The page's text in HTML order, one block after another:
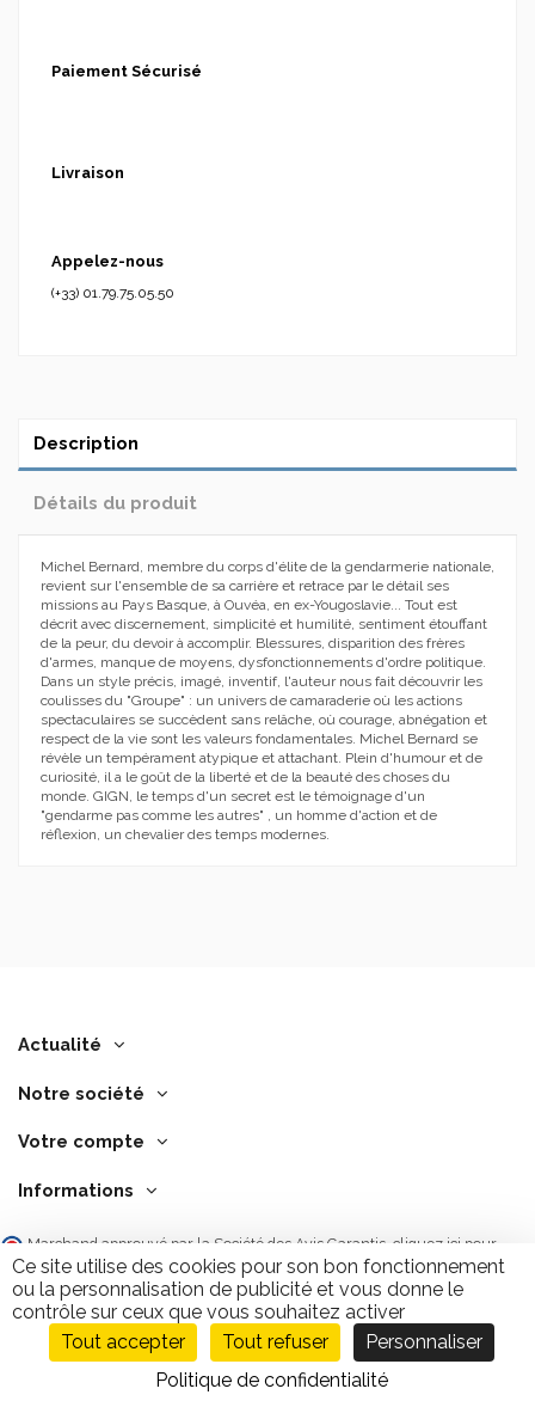
Ajouter au panier
Paiement Sécurisé
Livraison
Appelez-nous
(+33) 01.79.75.05.50
Description
Détails du produit
Michel Bernard, membre du corps d'élite de la gendarmerie nationale,
revient sur l'ensemble de sa carrière et retrace par le détail ses
missions au Pays Basque, à Ouvéa, en ex-Yougoslavie... Tout est
décrit avec discernement, simplicité et humilité, sentiment étouffant
de la peur, du devoir à accomplir. Blessures, disparition des frères
d'armes, manque de moyens, dysfonctionnements d'ordre politique.
Dans un style précis, imagé, inventif, l'auteur nous fait découvrir les
coulisses du "Groupe" : un univers de camaraderie où les actions
spectaculaires se succèdent sans relâche, où courage, abnégation et
respect de la vie sont les valeurs fondamentales. Michel Bernard se
révèle un tempérament atypique et attachant. Plein d'humour et de
curiosité, il a le goût de la liberté et de la beauté des choses du
monde. GIGN, le temps d'un secret est le témoignage d'un
"gendarme pas comme les autres" , un homme d'action et de
réflexion, un chevalier des temps modernes.
Actualité
Notre société
Votre compte
Informations
Marchand approuvé par la Société des Avis Garantis, cliquez ici pour
vérifier .
/10
Ce site utilise des cookies pour son bon fonctionnement
ou la personnalisation de publicité et vous donne le
contrôle sur ceux que vous souhaitez activer
Tout accepter
Tout refuser
Personnaliser
Politique de confidentialité